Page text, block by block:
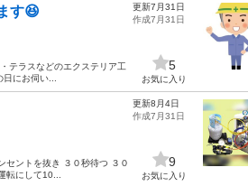
す😆
テラスなどのエクステリア工
にお伺い...
更新7月31日
作成7月31日
5
お気に入り
セントを抜き ３０秒待つ ３０
転にして10...
更新8月4日
作成7月31日
9
お気に入り